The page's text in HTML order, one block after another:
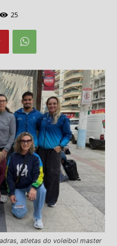
25
atletas do voleibol master